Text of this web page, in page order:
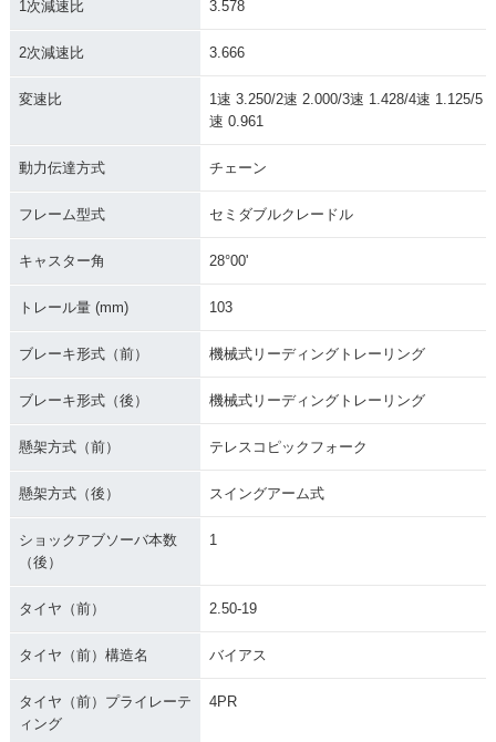
1次減速比 3.578
2次減速比 3.666
変速比
1速 3.250/2速 2.000/3速 1.428/4速 1.125/5
速 0.961
動力伝達方式 チェーン
フレーム型式 セミダブルクレードル
キャスター角 28°00'
トレール量 (mm) 103
ブレーキ形式（前） 機械式リーディングトレーリング
ブレーキ形式（後） 機械式リーディングトレーリング
懸架方式（前） テレスコピックフォーク
懸架方式（後） スイングアーム式
ショックアブソーバ本数
（後）
1
タイヤ（前） 2.50-19
タイヤ（前）構造名 バイアス
タイヤ（前）プライレーテ
ィング
4PR